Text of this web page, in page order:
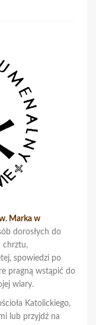
Marka w
dorosłych do
chrztu,
spowiedzi po
pragną wstąpić do
wiary.
Katolickiego,
lub przyjdź na